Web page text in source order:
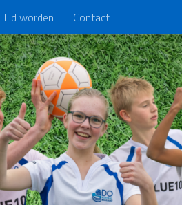
Lid worden Contact